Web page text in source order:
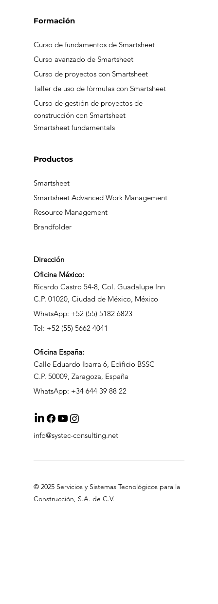
Dirección
Oficina México:
Ricardo Castro 54-8, Col. Guadalupe Inn
C.P. 01020, Ciudad de México, México
Tel: +52 (55) 5662 4041
WhatsApp: +52 (55) 5182 6823
OficinaEspaña:
Calle Eduardo Ibarra 6, Edificio BSSC
C.P. 50009, Zaragoza, España
WhatsApp: +34 644 39 88 22
info@systec-consulting.net
Productos
Smartsheet
Resource Management
Brandfolder
Smartsheet Advanced Work Management
Formación
Curso de fundamentos de Smartsheet
Curso avanzado de Smartsheet
Curso de proyectos con Smartsheet
Taller de uso de fórmulas con Smartsheet
Curso de gestión de proyectos de
construcción con Smartsheet
Smartsheet fundamentals
© 2025 Servicios y Sistemas Tecnológicos para la
Construcción, S.A. de C.V.